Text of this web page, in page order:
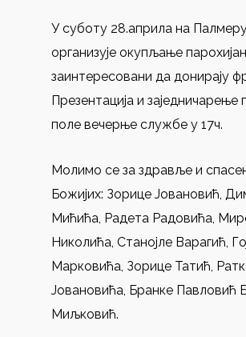
У суботу 28.априла на
организује окупљање
заинтересовани да донирају
Презентација и заједничарење
поле вечерње службе у 17ч.
Молимо се за здравље и
Божијих: Зорице Јовановић,
Мићића, Радета Радовића,
Николића, Станојле Варагић,
Марковића, Зорице Татић,
Јовановића, Бранке Павловић
Миљковић.